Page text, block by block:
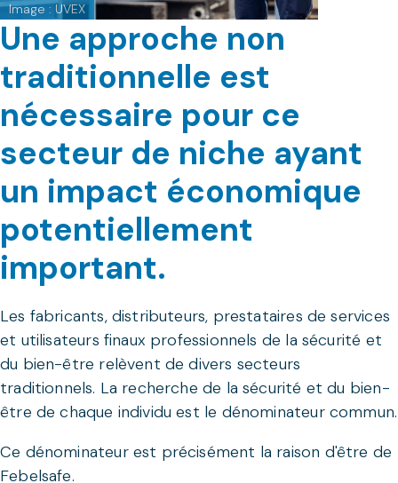
Image : UVEX
Une approche non
traditionnelle est
nécessaire pour ce
secteur de niche ayant
un impact économique
potentiellement
important.
Les fabricants, distributeurs, prestataires de services
et utilisateurs finaux professionnels de la sécurité et
du bien-être relèvent de divers secteurs
traditionnels. La recherche de la sécurité et du bien-
être de chaque individu est le dénominateur commun.
Ce dénominateur est précisément la raison d'être de
Febelsafe.